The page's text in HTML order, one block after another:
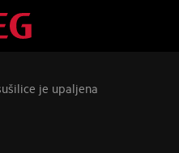
je upaljena